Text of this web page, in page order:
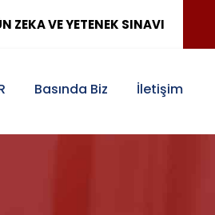
ZEKA VE YETENEK SINAVI
Basında Biz İletişim